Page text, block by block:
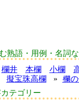
熟語・用例・名詞
欄井 本欄 小欄
擬宝珠高欄 »
欄
テゴリー